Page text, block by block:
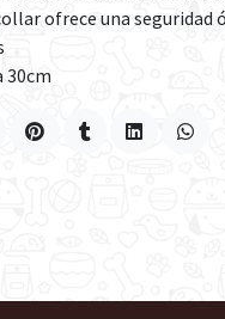
ofrece una seguridad
30cm